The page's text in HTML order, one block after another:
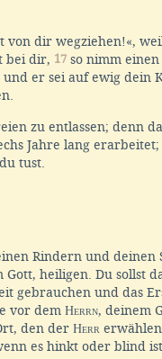
von dir wegziehen!«,
bei dir, 17 so nimm
er sei auf ewig dein
zu entlassen; denn
Jahre lang
tust.
Rindern und deinen
Gott, heiligen. Du sollst
gebrauchen und das
vor dem Herrn, deinem
den der Herr
es hinkt oder blind